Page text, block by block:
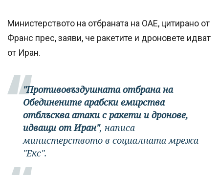
Министерството на отбраната на ОАЕ, цитирано от
Франс прес, заяви, че ракетите и дроновете идват
от Иран.
"Противовъздушната отбрана на
Обединените арабски емирства
отблъсква атаки с ракети и дронове,
идващи от Иран", написа
министерството в социалната мрежа
"Екс".